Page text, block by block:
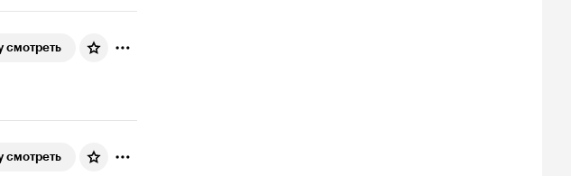
смотреть
смотреть